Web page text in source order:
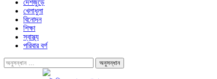
দেশজুড়ে
খেলাধুলা
বিনোদন
শিক্ষা
স্বাস্থ্য
পরিবার বর্গ